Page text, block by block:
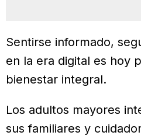
Sentirse informado,
en la era digital es hoy
bienestar integral.
Los adultos mayores
sus familiares y